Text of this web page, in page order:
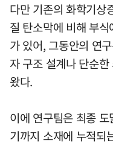
다만 기존의 화학기상
질 탄소막에 비해 부
가 있어, 그동안의 연
자 구조 설계나 단순
왔다.
이에 연구팀은 최종
기까지 소재에 누적되